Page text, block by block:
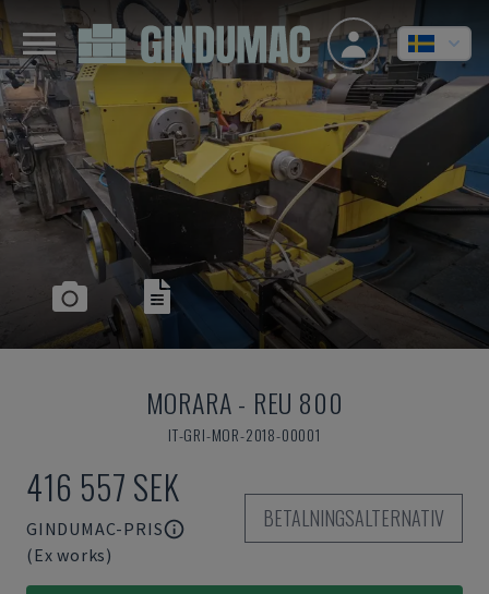
MORARA- REU 800
IT-GRI-MOR-2018-00001
416 557 SEK
GINDUMAC-PRIS
(Ex works)
BETALNINGSALTERNATIV